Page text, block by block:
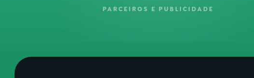
PARCEIROS E PUBLICIDADE